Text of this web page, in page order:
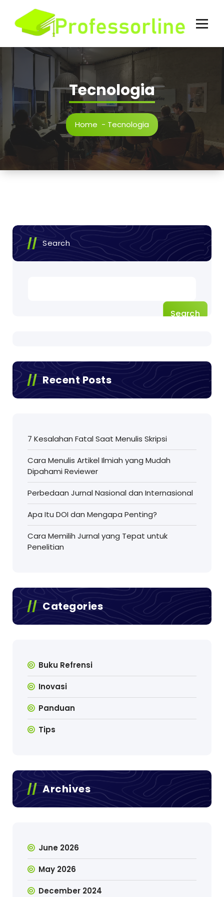
Tecnologia
Home - Tecnologia
Search
Search
Recent Posts
7 Kesalahan Fatal Saat Menulis Skripsi
Cara Menulis Artikel Ilmiah yang Mudah
Dipahami Reviewer
Perbedaan Jurnal Nasional dan Internasional
Apa Itu DOI dan Mengapa Penting?
Cara Memilih Jurnal yang Tepat untuk
Penelitian
Categories
Buku Refrensi
Inovasi
Panduan
Tips
Archives
June 2026
May 2026
December 2024